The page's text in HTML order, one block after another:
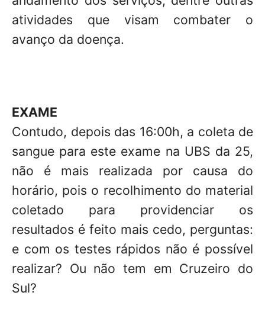
atividades que visam combater o
avanço da doença.
EXAME
Contudo, depois das 16:00h, a coleta de
sangue para este exame na UBS da 25,
não é mais realizada por causa do
horário, pois o recolhimento do material
coletado para providenciar os
resultados é feito mais cedo, perguntas:
e com os testes rápidos não é possível
realizar? Ou não tem em Cruzeiro do
Sul?